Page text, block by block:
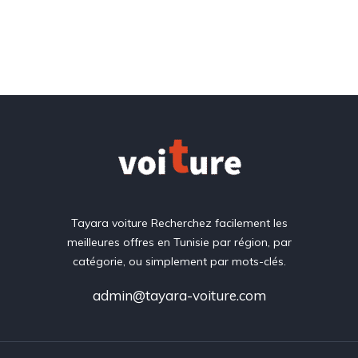
Tayara voiture Recherchez facilement les
meilleures offres en Tunisie par région, par
catégorie, ou simplement par mots-clés.
admin@tayara-voiture.com